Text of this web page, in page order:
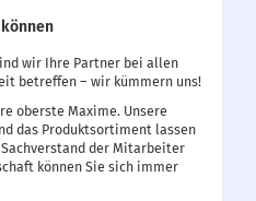
wir Ihre Partner bei allen
betreffen – wir kümmern uns!
oberste Maxime. Unsere
das Produktsortiment lassen
Sach­ver­stand der Mitarbeiter
können Sie sich immer